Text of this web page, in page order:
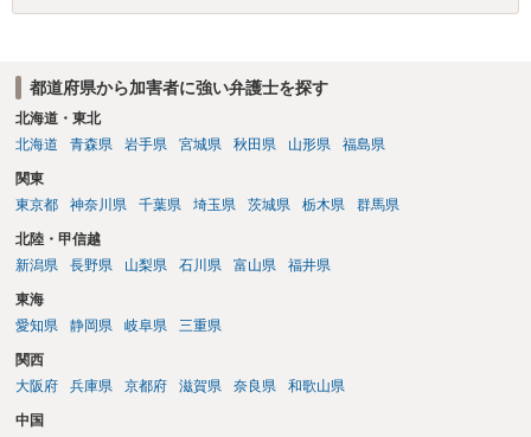
都道府県から加害者に強い弁護士を探す
北海道・東北
北海道
青森県 岩手県 宮城県 秋田県 山形県 福島県
関東
東京都
神奈川県 千葉県 埼玉県 茨城県 栃木県 群馬県
北陸・甲信越
新潟県
長野県 山梨県 石川県 富山県 福井県
東海
愛知県
静岡県 岐阜県 三重県
関西
大阪府
兵庫県 京都府 滋賀県 奈良県 和歌山県
中国